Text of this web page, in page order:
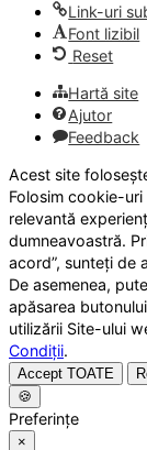
Link-uri
Font lizibil
Reset
Hartă site
Ajutor
Feedback
Acest site
Folosim cookie-
relevantă
dumneavoastră.
acord”, sunteți de
De asemenea,
apăsarea
utilizării Site-ului
Condiții.
Accept TOATE
🍪
Preferințe
×